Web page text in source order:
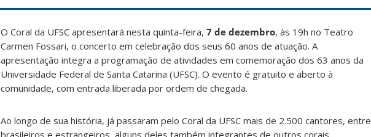
O Coral da UFSC apresentará nesta quinta-feira, 7 de dezembro, às 19h no Teatro
Carmen Fossari, o concerto em celebração dos seus 60 anos de atuação. A
apresentação integra a programação de atividades em comemoração dos 63 anos da
Universidade Federal de Santa Catarina (UFSC). O evento é gratuito e aberto à
comunidade, com entrada liberada por ordem de chegada.
Ao longo de sua história, já passaram pelo Coral da UFSC mais de 2.500 cantores, entre